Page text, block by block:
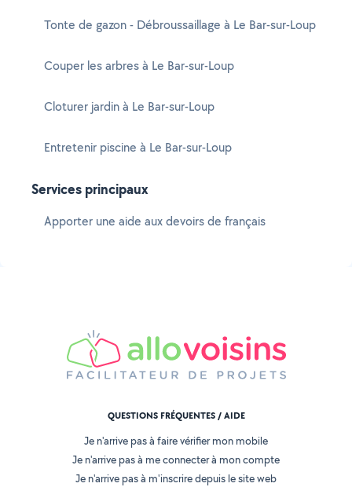
Tonte de gazon - Débroussaillage à Le Bar-sur-Loup
Couper les arbres à Le Bar-sur-Loup
Cloturer jardin à Le Bar-sur-Loup
Entretenir piscine à Le Bar-sur-Loup
Services principaux
Apporter une aide aux devoirs de français
QUESTIONS FRÉQUENTES / AIDE
Je n'arrive pas à faire vérifier mon mobile
Je n'arrive pas à me connecter à mon compte
Je n'arrive pas à m'inscrire depuis le site web